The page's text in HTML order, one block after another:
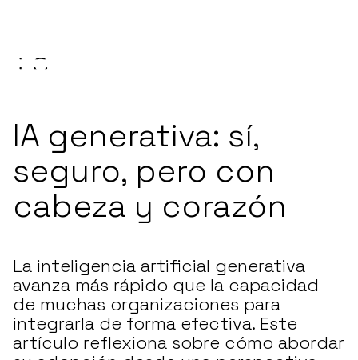
IA generativa: sí,
seguro, pero con
cabeza y corazón
La inteligencia artificial generativa
avanza más rápido que la capacidad
de muchas organizaciones para
integrarla de forma efectiva. Este
artículo reflexiona sobre cómo abordar